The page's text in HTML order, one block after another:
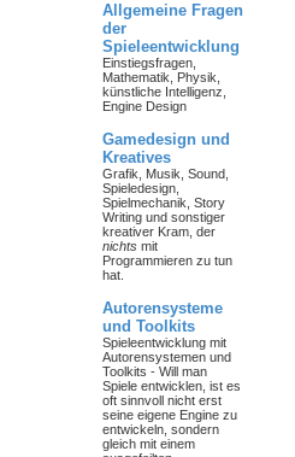
Allgemeine Fragen
der
Spieleentwicklung
Einstiegsfragen,
Mathematik, Physik,
künstliche Intelligenz,
Engine Design
Gamedesign und
Kreatives
Grafik, Musik, Sound,
Spieledesign,
Spielmechanik, Story
Writing und sonstiger
kreativer Kram, der
nichts mit
Programmieren zu tun
hat.
Autorensysteme
und Toolkits
Spieleentwicklung mit
Autorensystemen und
Toolkits - Will man
Spiele entwicklen, ist es
oft sinnvoll nicht erst
seine eigene Engine zu
entwickeln, sondern
gleich mit einem